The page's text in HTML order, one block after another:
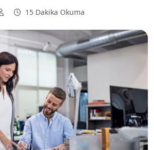
15 Dakika Okuma